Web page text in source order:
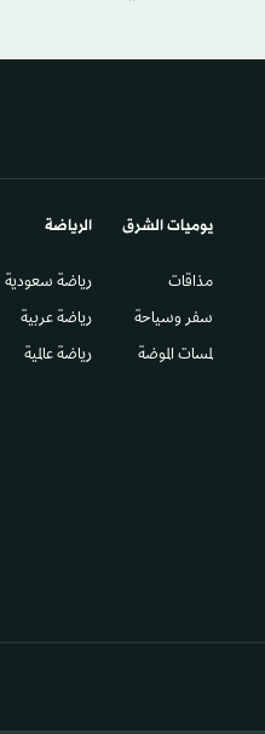
يوميات الشرق​
مذاقات
سفر وسياحة
لمسات الموضة
الرياضة
رياضة سعودية
رياضة عربية
رياضة عالمية